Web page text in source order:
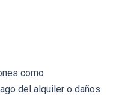
como
del alquiler o daños